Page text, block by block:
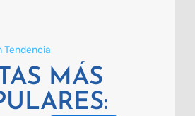
Tendencia
MÁS